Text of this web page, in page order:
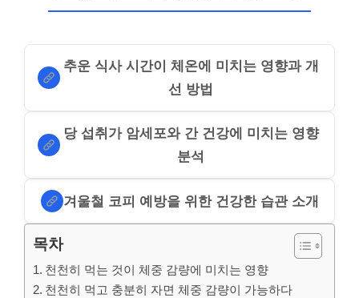
추운 식사 시간이 체온에 미치는 영향과 개
선 방법
당 섭취가 암세포와 간 건강에 미치는 영향
분석
겨울철 코피 예방을 위한 건강한 습관 소개
목차
천천히 먹는 것이 체중 감량에 미치는 영향
천천히 먹고 충분히 자면 체중 감량이 가능하다